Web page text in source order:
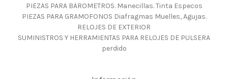
PIEZAS PARA BAROMETROS. Manecillas. Tinta Especos
PIEZAS PARA GRAMOFONOS Diafragmas Muelles, Agujas.
RELOJES DE EXTERIOR
SUMINISTROS Y HERRAMIENTAS PARA RELOJES DE PULSERA
perdido